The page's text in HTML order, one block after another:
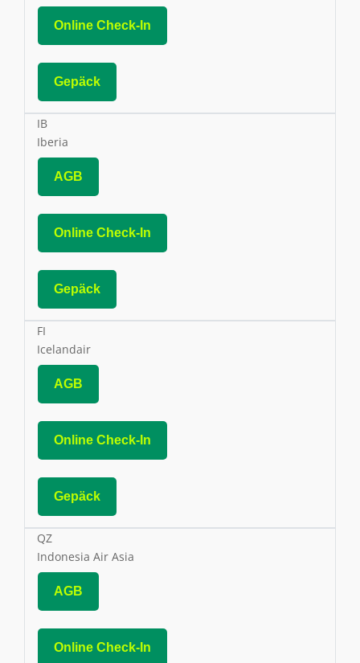
Online Check-In
Gepäck
IB
Iberia
AGB
Online Check-In
Gepäck
FI
Icelandair
AGB
Online Check-In
Gepäck
QZ
Indonesia Air Asia
AGB
Online Check-In